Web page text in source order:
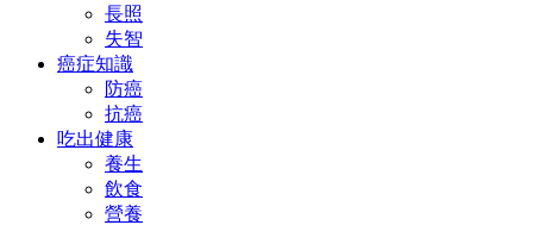
長照
失智
癌症知識
防癌
抗癌
吃出健康
養生
飲食
營養